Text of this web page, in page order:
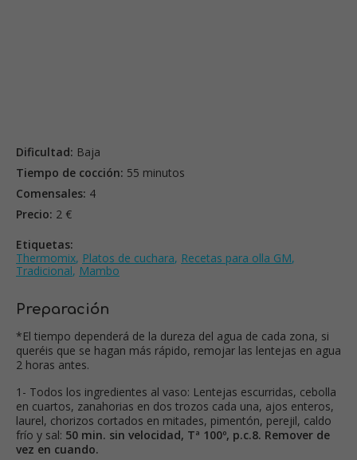
Dificultad: Baja
Tiempo de cocción: 55 minutos
Comensales: 4
Precio: 2 €
Etiquetas:
Thermomix, Platos de cuchara, Recetas para olla GM,
Tradicional, Mambo
Preparación
*El tiempo dependerá de la dureza del agua de cada zona, si
queréis que se hagan más rápido, remojar las lentejas en agua
2 horas antes.
1- Todos los ingredientes al vaso: Lentejas escurridas, cebolla
en cuartos, zanahorias en dos trozos cada una, ajos enteros,
laurel, chorizos cortados en mitades, pimentón, perejil, caldo
frío y sal: 50 min. sin velocidad, Tª 100º, p.c.8. Remover de
vez en cuando.